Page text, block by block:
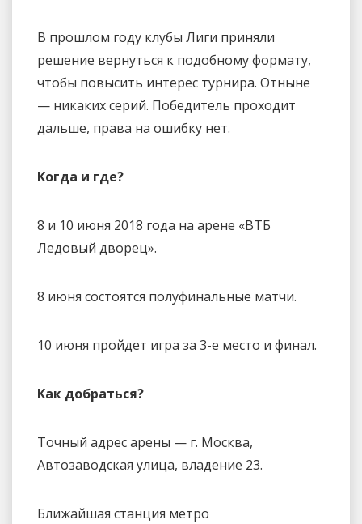
В прошлом году клубы Лиги приняли
решение вернуться к подобному формату,
чтобы повысить интерес турнира. Отныне
— никаких серий. Победитель проходит
дальше, права на ошибку нет.
Когда и где?
8 и 10 июня 2018 года на арене «ВТБ
Ледовый дворец».
8 июня состоятся полуфинальные матчи.
10 июня пройдет игра за 3-е место и финал.
Как добраться?
Точный адрес арены — г. Москва,
Автозаводская улица, владение 23.
Ближайшая станция метро